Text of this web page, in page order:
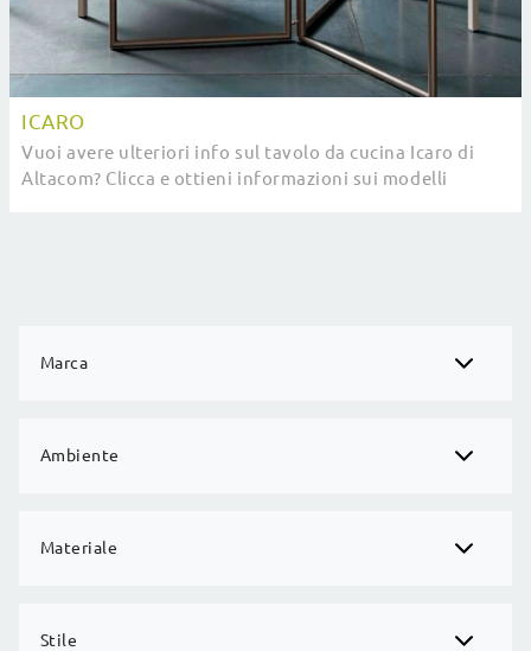
Marca
Ambiente
Materiale
Stile
ICARO
Vuoi avere ulteriori info sul tavolo da cucina Icaro di
Altacom? Clicca e ottieni informazioni sui modelli